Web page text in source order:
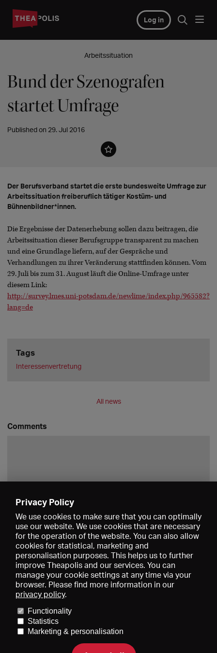
Log in
Arbeitssituation
Bund der Szenografen
startet Umfrage
Published on 29. Jul 2016
Der Berufsverband startet die erste bundesweite Umfrage zur
Arbeitssituation freiberuflich tätiger Kostüm- und
Bühnenbildner*innen.
Die Ergebnisse der Datenerhebung sollen dazu beitragen, die
Arbeitssituation dieser Berufsgruppe transparent zu machen
und eine Grundlage liefern, auf der Gespräche und
Verhandlungen zu ihrer Veränderung stattfinden können. Vom
29. Juli bis zum 31. August läuft die Online-Umfrage unter
diesem Link:
http://survey.lmes.uni-potsdam.de/newlime/index.php/965582?
lang=de
Tags
Interessenvertretung
All news
Comments
About us
Imprint
Privacy Policy
We use cookies to make sure that you can optimally
use our website. We use cookies that are necessary
for the operation of the website. You can also allow
cookies for statistical, marketing and
personalisation purposes. This helps us to further
improve Theapolis and our services. You can
manage your cookie settings at any time via your
browser. Please find more information in our
privacy policy.
Functionality
Statistics
Marketing & personalisation